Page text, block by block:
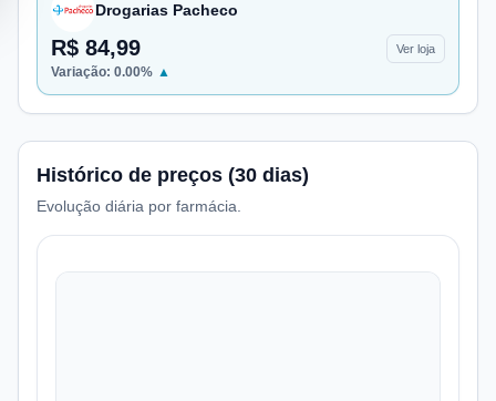
Drogarias Pacheco
R$ 84,99 Ver loja
Variação: 0.00% ▲
Histórico de preços (30 dias)
Evolução diária por farmácia.